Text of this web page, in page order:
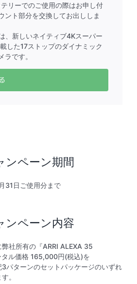
リーでのご使用の際はお申し付
ント部分を交換してお出ししま
、新しいネイティブ4Kスーパー
した17ストップのダイナミック
ラです。
ンペーン期間
31日ご使用分まで
ンペーン内容
社所有の『ARRI ALEXA 35
ル価格 165,000円(税込)を
パターンのセットパッケージのいずれ
。